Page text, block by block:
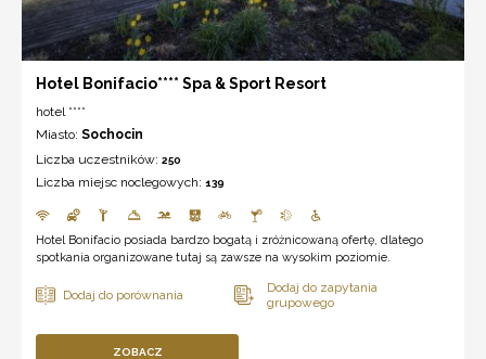
Hotel Bonifacio**** Spa & Sport Resort
hotel ****
Miasto: Sochocin
Liczba uczestników: 250
Liczba miejsc noclegowych: 139
Hotel Bonifacio posiada bardzo bogatą i zróżnicowaną ofertę, dlatego
spotkania organizowane tutaj są zawsze na wysokim poziomie.
ZOBACZ